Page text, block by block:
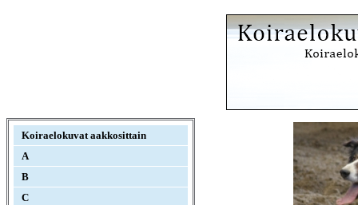
Koiraelokuvat aakkosittain
A
B
C